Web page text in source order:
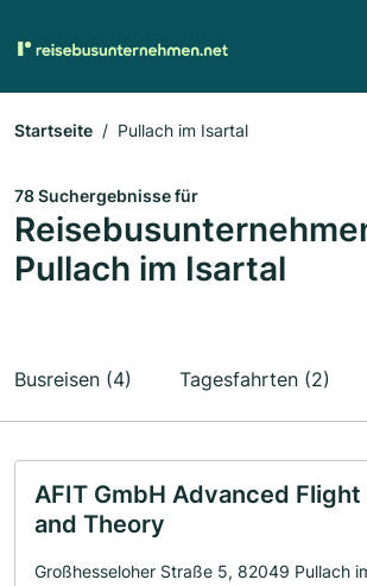
Startseite Pullach im Isartal
78 Suchergebnisse für
Pullach im Isartal
Busreisen (4) Tagesfahrten (2)
AFIT GmbH Advanced
and Theory
Großhesseloher Straße 5, 82049 Pullach